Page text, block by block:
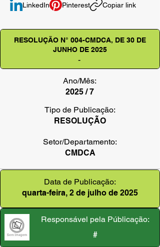
LinkedIn
Pinterest Copiar link
RESOLUÇÃO N° 004-CMDCA, DE 30 DE
JUNHO DE 2025
-
Ano/Mês:
2025 / 7
Tipo de Publicação:
RESOLUÇÃO
Setor/Departamento:
CMDCA
Data de Publicação:
quarta-feira, 2 de julho de 2025
Responsável pela Públicação:
#